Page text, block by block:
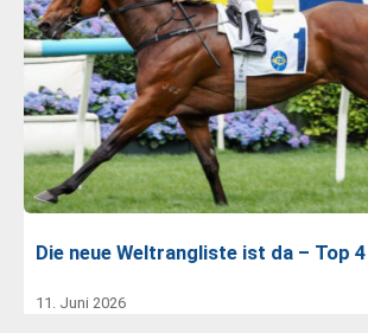
Die neue Weltrangliste ist da – Top
11. Juni 2026